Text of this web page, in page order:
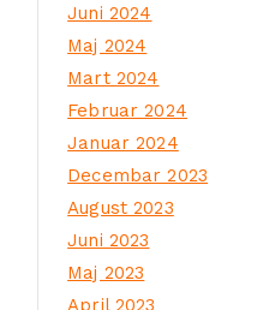
Juni 2024
Maj 2024
Mart 2024
Februar 2024
Januar 2024
Decembar 2023
August 2023
Juni 2023
Maj 2023
April 2023